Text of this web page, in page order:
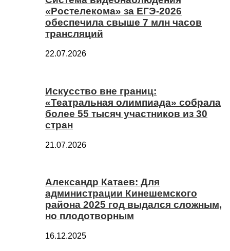
«Ростелекома» за ЕГЭ-2026
обеспечила свыше 7 млн часов
трансляций
22.07.2026
Искусство вне границ:
«Театральная олимпиада» собрала
более 55 тысяч участников из 30
стран
21.07.2026
Александр Катаев: Для
администрации Кинешемского
района 2025 год выдался сложным,
но плодотворным
16.12.2025